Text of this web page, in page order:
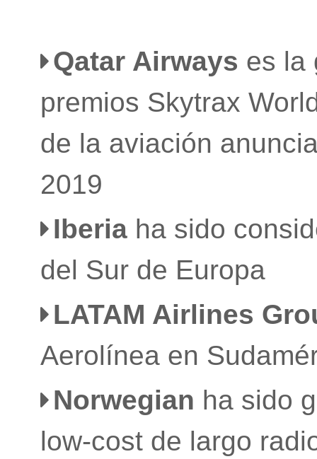
Qatar Airways es la
premios Skytrax
de la aviación
2019
Iberia ha sido
del Sur de Europa
LATAM Airlines
Aerolínea en
Norwegian ha sido
low-cost de largo